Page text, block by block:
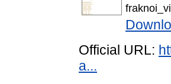
Official URL:
a...